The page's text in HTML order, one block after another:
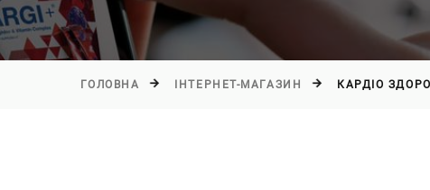
ГОЛОВНА ІНТЕРНЕТ-МАГАЗИН КАРДІО